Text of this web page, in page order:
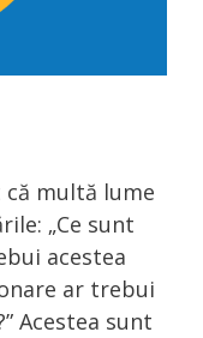
multă lume
„Ce sunt
acestea
ar trebui
Acestea sunt